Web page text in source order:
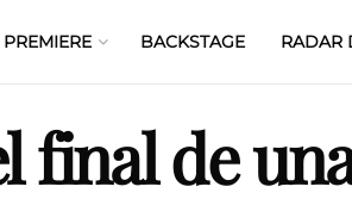
BACKSTAGE RADAR
final de